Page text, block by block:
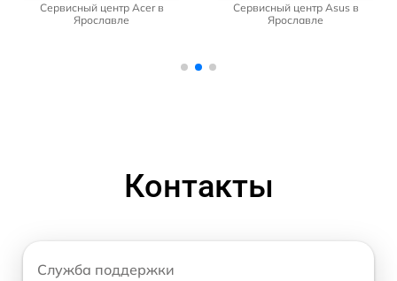
Сервисный центр Acer в
Ярославле
Сервисный центр Asus в
Ярославле
Контакты
Служба поддержки